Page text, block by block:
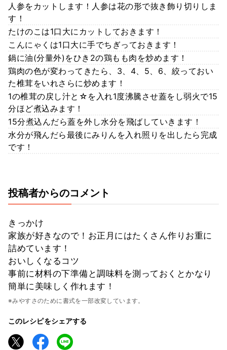
人参をカットします！人参は花の形で抜き飾り切りしま
す！
たけのこは1口大にカットしておきます！
こんにゃくは1口大に手でちぎっておきます！
鍋に油(分量外)をひき2の鶏もも肉を炒めます！
鶏肉の色が変わってきたら、3、4、5、6、絞っておい
た椎茸をいれさらに炒めます！
1の椎茸の戻し汁と☆を入れ1度沸騰させ蓋をし弱火で15
分ほど煮込みます！
15分煮込んだら蓋を外し水分を飛ばしていきます！
水分が飛んだら最後にみりんを入れ照りを出したら完成
です！
投稿者からのコメント
きっかけ
家族が好きなので！お正月にはたくさん作りお重に
詰めています！
おいしくなるコツ
事前に材料の下準備と調味料を測っておくとかなり
簡単に美味しく作れます！
※みやすさのために書式を一部改変しています。
このレシピをシェアする